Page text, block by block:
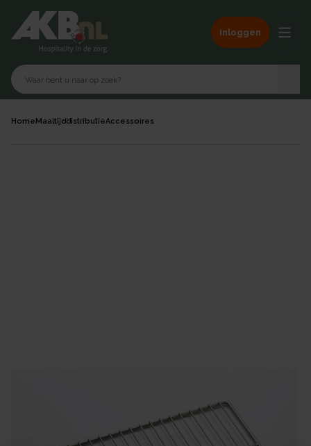
Inloggen
Home MaaltijddistributieAccessoires